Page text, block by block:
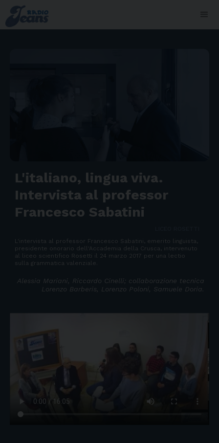
L'italiano, lingua viva.
Intervista al professor
Francesco Sabatini
L'intervista al professor Francesco Sabatini, emerito linguista,
presidente onorario dell'Accademia della Crusca, intervenuto
al liceo scientifico Rosetti il 24 marzo 2017 per una lectio
sulla grammatica valenziale.
Alessia Mariani, Riccardo Cinelli; collaborazione tecnica
Lorenzo Barberis, Lorenzo Poloni, Samuele Doria.